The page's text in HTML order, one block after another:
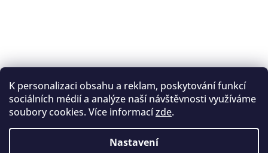
K personalizaci obsahu a reklam, poskytování funkcí
sociálních médií a analýze naší návštěvnosti využíváme
soubory cookies. Více informacízde.
Nastavení
Sledovat na Instagramu
Registrace na lukostřelbu
I. Královský lukostřelecký klub
Český lukostřelecký svaz